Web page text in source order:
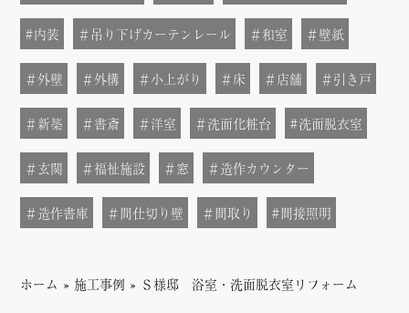
#内装 ＃吊り下げカーテンレール ＃和室 ＃壁紙
＃外壁 ＃外構 ＃小上がり ＃床 ＃店舗 ＃引き戸
＃新築 ＃書斎 ＃洋室 ＃洗面化粧台 #洗面脱衣室
＃玄関 ＃福祉施設 ＃窓 ＃造作カウンター
＃造作書庫 ＃間仕切り壁 ＃間取り #間接照明
ホーム » 施工事例 » Ｓ様邸 浴室・洗面脱衣室リフォーム